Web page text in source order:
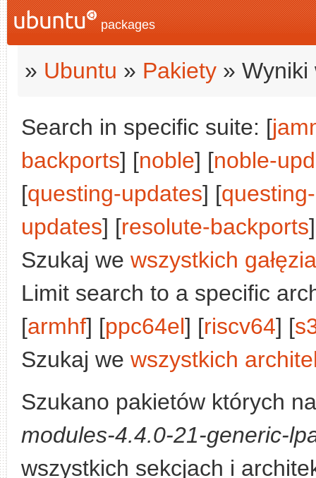
packages
» Ubuntu » Pakiety » Wyniki
Search in specific suite: [
backports] [noble] [noble-
[questing-updates] [
updates] [resolute-backports
Szukaj we wszystkich
Limit search to a specific
[armhf] [ppc64el] [riscv64] [
Szukaj we wszystkich
Szukano pakietów których
modules-4.4.0-21-generic-
wszystkich sekcjach i